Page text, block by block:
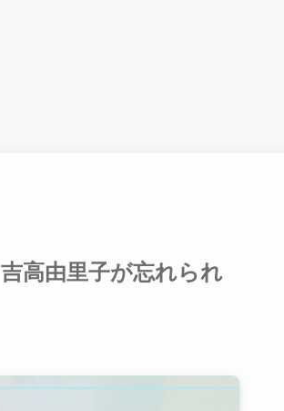
高由里子が忘れられ